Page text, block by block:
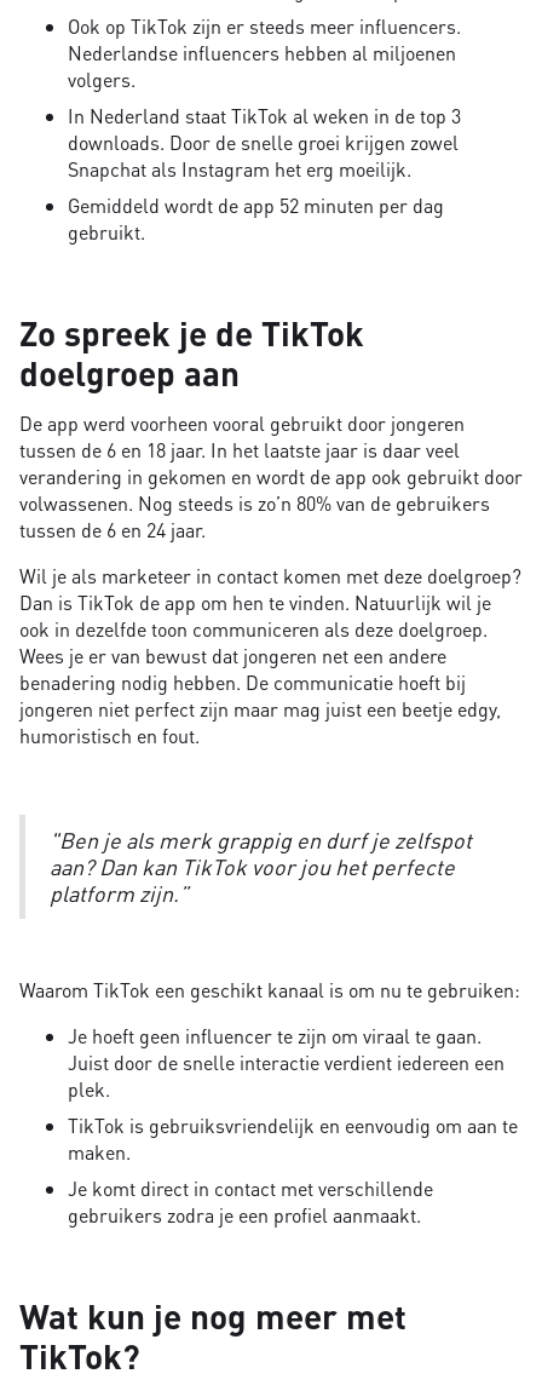
Ook op TikTok zijn er steeds meer influencers.
Nederlandse influencers hebben al miljoenen
volgers.
In Nederland staat TikTok al weken in de top 3
downloads. Door de snelle groei krijgen zowel
Snapchat als Instagram het erg moeilijk.
Gemiddeld wordt de app 52 minuten per dag
gebruikt.
Zo spreek je de TikTok
doelgroep aan
De app werd voorheen vooral gebruikt door jongeren
tussen de 6 en 18 jaar. In het laatste jaar is daar veel
verandering in gekomen en wordt de app ook gebruikt door
volwassenen. Nog steeds is zo’n 80% van de gebruikers
tussen de 6 en 24 jaar.
Wil je als marketeer in contact komen met deze doelgroep?
Dan is TikTok de app om hen te vinden. Natuurlijk wil je
ook in dezelfde toon communiceren als deze doelgroep.
Wees je er van bewust dat jongeren net een andere
benadering nodig hebben. De communicatie hoeft bij
jongeren niet perfect zijn maar mag juist een beetje edgy,
humoristisch en fout.
"Ben je als merk grappig en durf je zelfspot
aan? Dan kan TikTok voor jou het perfecte
platform zijn.”
Waarom TikTok een geschikt kanaal is om nu te gebruiken:
Je hoeft geen influencer te zijn om viraal te gaan.
Juist door de snelle interactie verdient iedereen een
plek.
TikTok is gebruiksvriendelijk en eenvoudig om aan te
maken.
Je komt direct in contact met verschillende
gebruikers zodra je een profiel aanmaakt.
Wat kun je nog meer met
TikTok?